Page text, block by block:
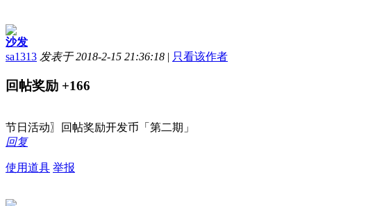
沙发
sa1313 发表于 2018-2-15 21:36:18 | 只看该作者
回帖奖励 +166
节日活动〗回帖奖励开发币「第二期」
回复
使用道具 举报